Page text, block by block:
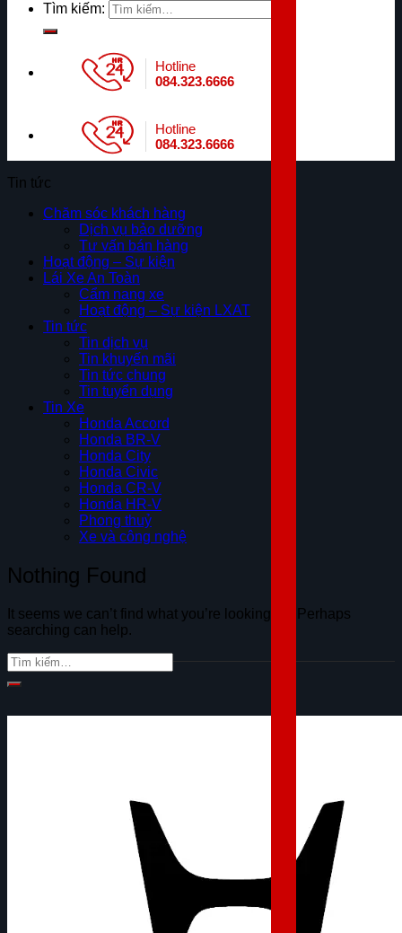
Tìm kiếm:
Hotline
084.323.6666
Hotline
084.323.6666
Tin tức
Chăm sóc khách hàng
Dịch vụ bảo dưỡng
Tư vấn bán hàng
Hoạt động – Sự kiện
Lái Xe An Toàn
Cẩm nang xe
Hoạt động – Sự kiện LXAT
Tin tức
Tin dịch vụ
Tin khuyến mãi
Tin tức chung
Tin tuyển dụng
Tin Xe
Honda Accord
Honda BR-V
Honda City
Honda Civic
Honda CR-V
Honda HR-V
Phong thuỷ
Xe và công nghệ
Nothing Found
It seems we can’t find what you’re looking for. Perhaps
searching can help.